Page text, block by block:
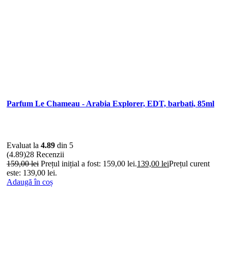
Parfum Le Chameau - Arabia Explorer, EDT, barbati, 85ml
Evaluat la 4.89 din 5
(4.89)28 Recenzii
159,00lei Prețul inițial a fost: 159,00 lei.139,00 leiPrețul curent
este: 139,00 lei.
Adaugă în coș